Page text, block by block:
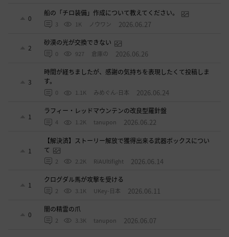
0
船の「チロ装備」作成について教えてください。
3 1K ノウワン 2026.06.27
2
砂漠の光が交換できない
0 927 倉庫の 2026.06.26
3
時間が経ちましたが、感謝の気持ちを表現したくて投稿しま
す。
0 1.1K みめぐん-日本 2026.06.24
1
ラフィー・レッドマウンテンの改良型羅針盤
4 1.2K tanupon 2026.06.22
1
【解決済】ストーリー解放で獲得出来る武器ボックスについ
て
2 2.2K RiAUltifight 2026.06.14
1
クログダル馬が攻撃を受ける
2 3.1K UKey-日本 2026.06.11
0
闇の精霊の爪
2 3.3K tanupon 2026.06.07